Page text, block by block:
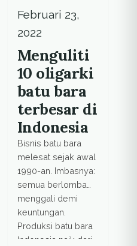
Februari 23,
2022
Menguliti
10 oligarki
batu bara
terbesar di
Indonesia
Bisnis batu bara
melesat sejak awal
1990-an. Imbasnya:
semua berlomba
menggali demi
keuntungan.
Produksi batu bara
Indonesia naik dari